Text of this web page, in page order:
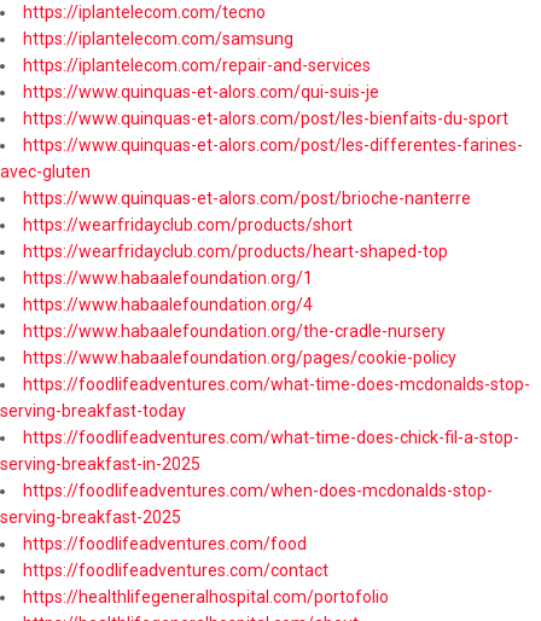
https://iplantelecom.com/tecno
https://iplantelecom.com/samsung
https://iplantelecom.com/repair-and-services
https://www.quinquas-et-alors.com/qui-suis-je
https://www.quinquas-et-alors.com/post/les-bienfaits-du-sport
https://www.quinquas-et-alors.com/post/les-differentes-farines-
avec-gluten
https://www.quinquas-et-alors.com/post/brioche-nanterre
https://wearfridayclub.com/products/short
https://wearfridayclub.com/products/heart-shaped-top
https://www.habaalefoundation.org/1
https://www.habaalefoundation.org/4
https://www.habaalefoundation.org/the-cradle-nursery
https://www.habaalefoundation.org/pages/cookie-policy
https://foodlifeadventures.com/what-time-does-mcdonalds-stop-
serving-breakfast-today
https://foodlifeadventures.com/what-time-does-chick-fil-a-stop-
serving-breakfast-in-2025
https://foodlifeadventures.com/when-does-mcdonalds-stop-
serving-breakfast-2025
https://foodlifeadventures.com/food
https://foodlifeadventures.com/contact
https://healthlifegeneralhospital.com/portofolio